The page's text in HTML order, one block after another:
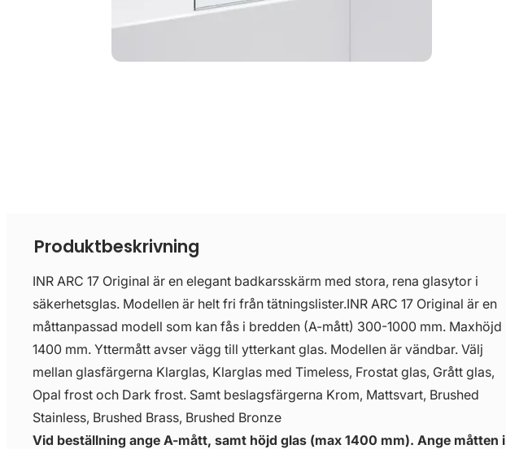
Produktbeskrivning
INR ARC 17 Original är en elegant badkarsskärm med stora, rena glasytor i
säkerhetsglas. Modellen är helt fri från tätningslister.INR ARC 17 Original är en
måttanpassad modell som kan fås i bredden (A-mått) 300-1000 mm. Maxhöjd
1400 mm. Yttermått avser vägg till ytterkant glas. Modellen är vändbar. Välj
mellan glasfärgerna Klarglas, Klarglas med Timeless, Frostat glas, Grått glas,
Opal frost och Dark frost. Samt beslagsfärgerna Krom, Mattsvart, Brushed
Stainless, Brushed Brass, Brushed Bronze
Vid beställning ange A-mått, samt höjd glas (max 1400 mm). Ange måtten i